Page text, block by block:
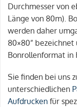
Durchmesser von
Länge von 80m).
werden daher
80×80” bezeichnet
Bonrollenformat in
Sie finden bei uns
unterschiedlichen
Aufdrucken für